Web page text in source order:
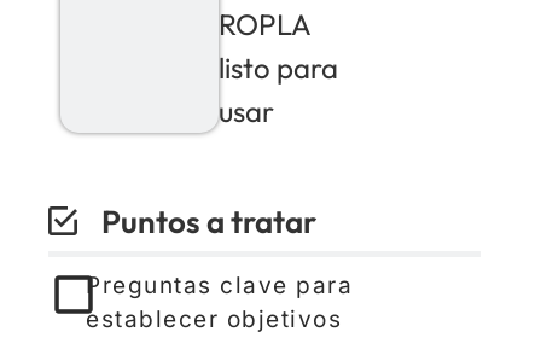
ROPLA
listo para
usar
Puntos a tratar
Preguntas clave para
establecer objetivos